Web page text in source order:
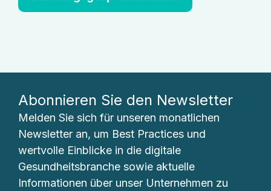
Abonnieren Sie den Newsletter
Melden Sie sich für unseren monatlichen
Newsletter an, um Best Practices und
wertvolle Einblicke in die digitale
Gesundheitsbranche sowie aktuelle
Informationen über unser Unternehmen zu